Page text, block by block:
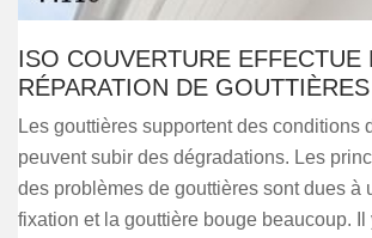
ISO COUVERTURE EFFECTUE
RÉPARATION DE
Les gouttières supportent des conditions
peuvent subir des dégradations. Les
des problèmes de gouttières sont dues à
fixation et la gouttière bouge beaucoup. Il